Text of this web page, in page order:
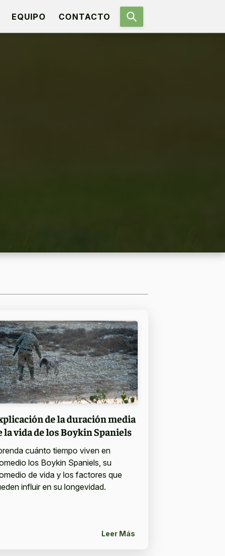
EQUIPO CONTACTO
de la duración media
la vida de los Boykin Spaniels
cuánto tiempo viven en
los Boykin Spaniels, su
de vida y los factores que
influir en su longevidad.
Leer Más